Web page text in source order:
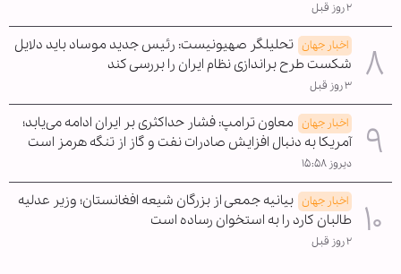
۲ روز قبل
اخبار جهان تحلیلگر صهیونیست: رئیس جدید موساد باید دلایل
شکست طرح براندازی نظام ایران را بررسی کند
۳ روز قبل
اخبار جهان معاون ترامپ: فشار حداکثری بر ایران ادامه می‌یابد؛
آمریکا به دنبال افزایش صادرات نفت و گاز از تنگه هرمز است
دیروز ۱۵:۵۸
اخبار جهان بیانیه جمعی از بزرگان شیعه افغانستان؛ وزیر عدلیه
طالبان کارد را به استخوان رساده است
۲ روز قبل